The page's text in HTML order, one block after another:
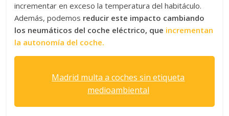
incrementar en exceso la temperatura del habitáculo.
Además, podemos reducir este impacto cambiando
los neumáticos del coche eléctrico, que incrementan
la autonomía del coche.
Madrid multa a coches sin etiqueta
medioambiental